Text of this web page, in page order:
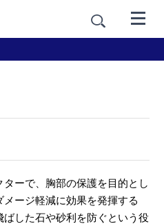
ーで、胸部の保護を目的とし
ージ軽減に効果を発揮する
した石や砂利を防ぐという役